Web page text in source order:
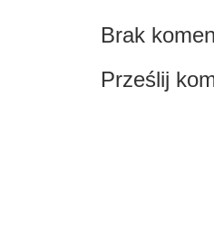
Brak
Prześlij